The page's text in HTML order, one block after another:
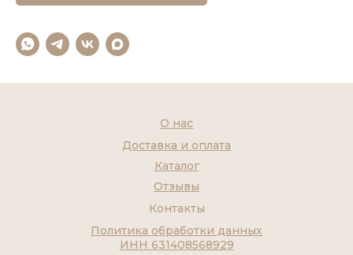
Контакты
Каталог
О нас
Доставка и оплата
Отзывы
Политика обработки данных
ИНН 631408568929